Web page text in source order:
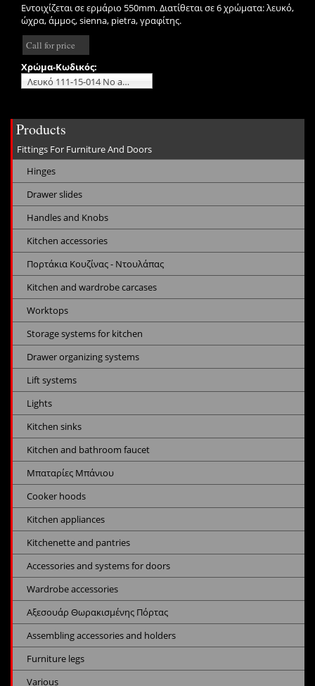
Εντοιχίζεται σε ερμάριο 550mm. Διατίθεται σε 6 χρώματα: λευκό,
ώχρα, άμμος, sienna, pietra, γραφίτης.
Call for price
Χρώμα-Κωδικός:
Λευκό 111-15-014 No additional charge
Products
Fittings For Furniture And Doors
Hinges
Drawer slides
Handles and Knobs
Kitchen accessories
Πορτάκια Κουζίνας - Ντουλάπας
Kitchen and wardrobe carcases
Worktops
Storage systems for kitchen
Drawer organizing systems
Lift systems
Lights
Kitchen sinks
Kitchen and bathroom faucet
Μπαταρίες Μπάνιου
Cooker hoods
Kitchen appliances
Kitchenette and pantries
Accessories and systems for doors
Wardrobe accessories
Αξεσουάρ Θωρακισμένης Πόρτας
Assembling accessories and holders
Furniture legs
Various